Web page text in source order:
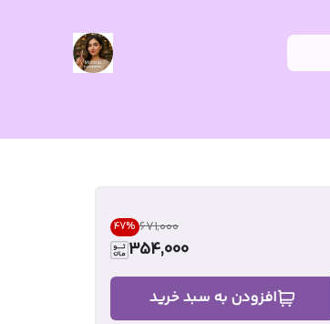
۶۷۱٬۰۰۰ 47%
354,000
افزودن به سبد خرید